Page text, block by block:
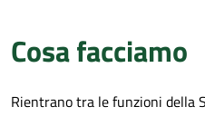
Cosa facciamo
Rientrano tra le funzioni della